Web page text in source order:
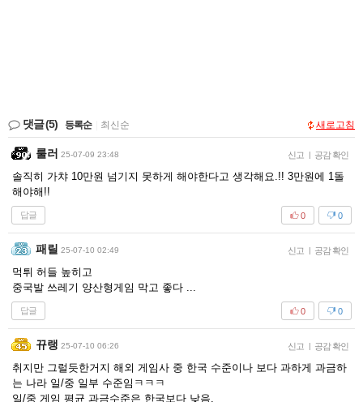
댓글(5) 등록순 최신순 새로고침
룰러 25-07-09 23:48 신고 | 공감 확인
솔직히 가챠 10만원 넘기지 못하게 해야한다고 생각해요.!! 3만원에 1돌
해야해!!
답글 0
0
패릴 25-07-10 02:49 신고 | 공감 확인
먹튀 허들 높히고
중국발 쓰레기 양산형게임 막고 좋다 ...
답글 0
0
뀨랭 25-07-10 06:26 신고 | 공감 확인
취지만 그럴듯한거지 해외 게임사 중 한국 수준이나 보다 과하게 과금하
는 나라 일/중 일부 수준임ㅋㅋㅋ
일/중 게임 평균 과금수준은 한국보다 낮음.